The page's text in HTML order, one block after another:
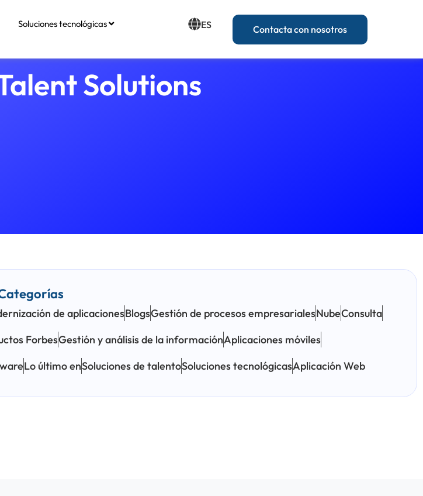
Soluciones tecnológicas ES Contacta con nosotros
Solutions
de aplicacionesBlogsGestión de procesos empresarialesNubeConsulta
ForbesGestión y análisis de la informaciónAplicaciones móviles
Lo último enSoluciones de talentoSoluciones tecnológicasAplicación Web